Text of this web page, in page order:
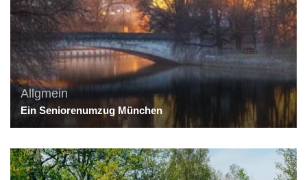
Allgmein
Ein Seniorenumzug München